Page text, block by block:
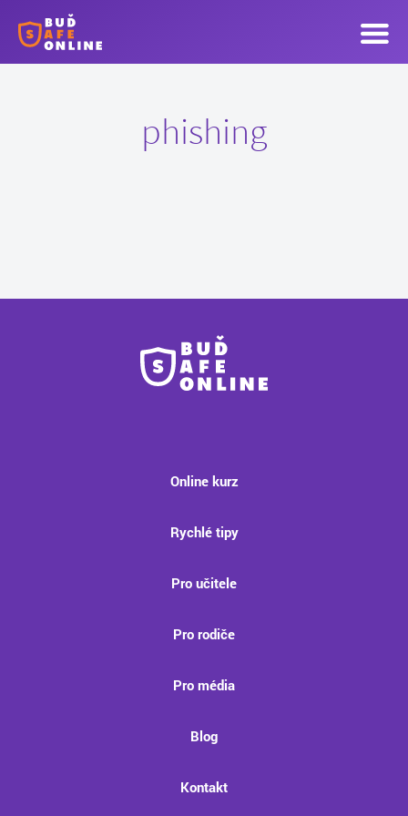
phishing
Online kurz
Rychlé tipy
Pro učitele
Pro rodiče
Pro média
Blog
Kontakt